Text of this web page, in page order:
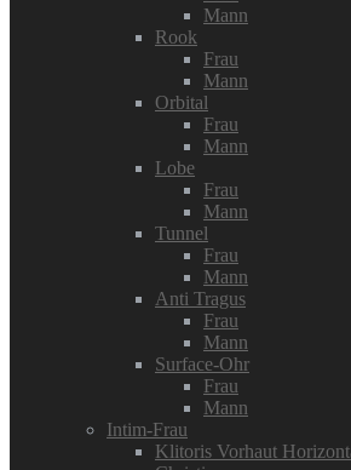
Mann
Rook
Frau
Mann
Orbital
Frau
Mann
Lobe
Frau
Mann
Tunnel
Frau
Mann
Anti Tragus
Frau
Mann
Surface-Ohr
Frau
Mann
Intim-Frau
Klitoris Vorhaut